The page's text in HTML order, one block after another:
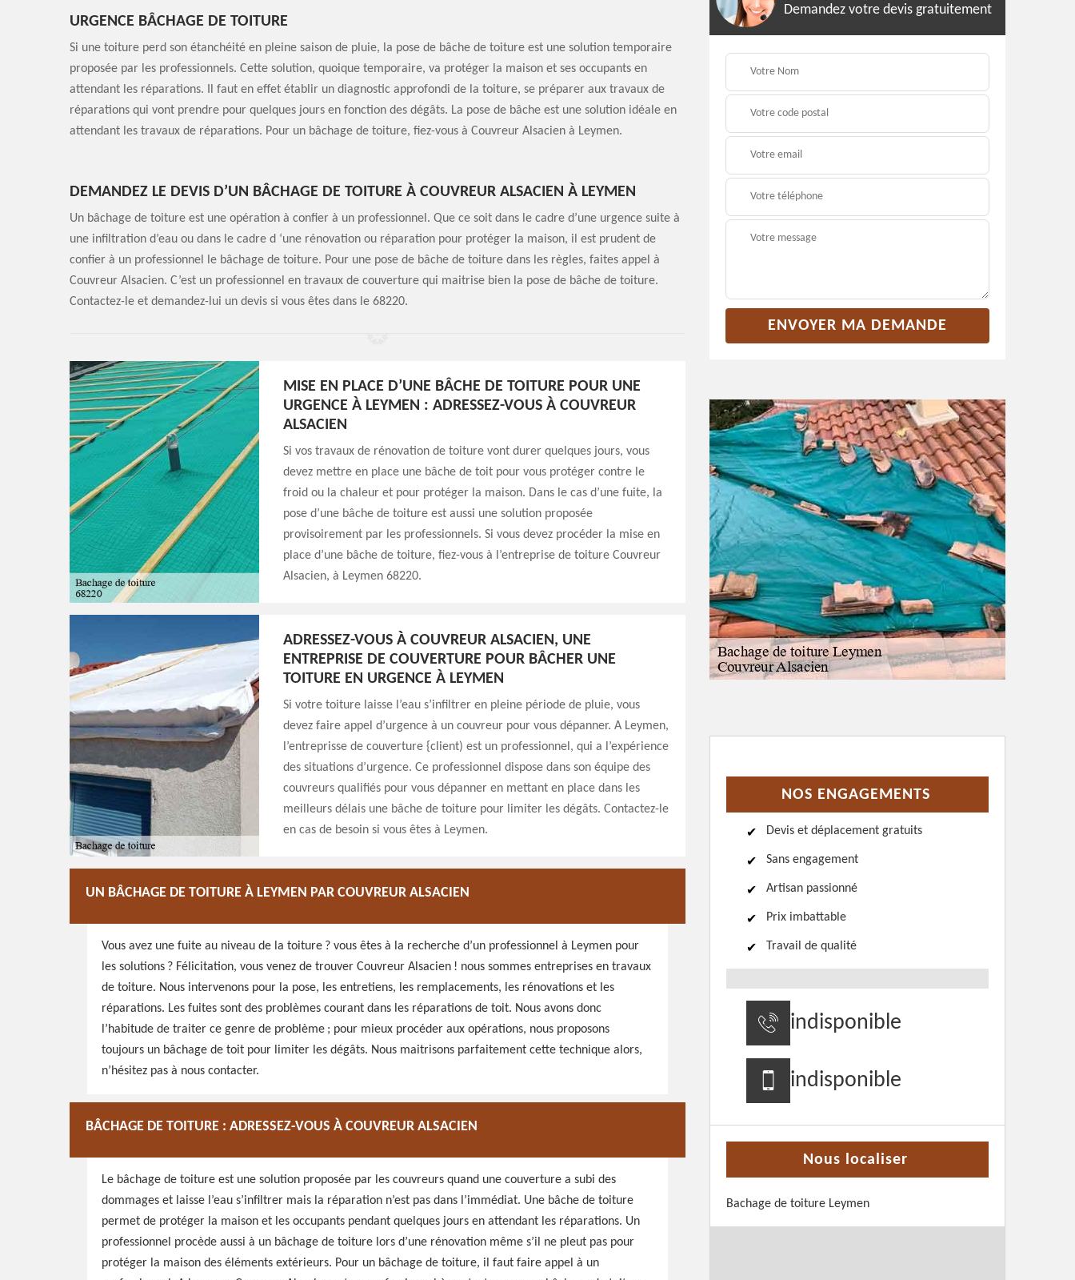
URGENCE BÂCHAGE DE TOITURE
Si une toiture perd son étanchéité en pleine saison de pluie, la pose de bâche de toiture est une solution temporaire
proposée par les professionnels. Cette solution, quoique temporaire, va protéger la maison et ses occupants en
attendant les réparations. Il faut en effet établir un diagnostic approfondi de la toiture, se préparer aux travaux de
réparations qui vont prendre pour quelques jours en fonction des dégâts. La pose de bâche est une solution idéale en
attendant les travaux de réparations. Pour un bâchage de toiture, fiez-vous à Couvreur Alsacien à Leymen.
DEMANDEZ LE DEVIS D’UN BÂCHAGE DE TOITURE À COUVREUR ALSACIEN À LEYMEN
Un bâchage de toiture est une opération à confier à un professionnel. Que ce soit dans le cadre d’une urgence suite à
une infiltration d’eau ou dans le cadre d ‘une rénovation ou réparation pour protéger la maison, il est prudent de
confier à un professionnel le bâchage de toiture. Pour une pose de bâche de toiture dans les règles, faites appel à
Couvreur Alsacien. C’est un professionnel en travaux de couverture qui maitrise bien la pose de bâche de toiture.
Contactez-le et demandez-lui un devis si vous êtes dans le 68220.
MISE EN PLACE D’UNE BÂCHE DE TOITURE POUR UNE
URGENCE À LEYMEN : ADRESSEZ-VOUS À COUVREUR
ALSACIEN
Si vos travaux de rénovation de toiture vont durer quelques jours, vous
devez mettre en place une bâche de toit pour vous protéger contre le
froid ou la chaleur et pour protéger la maison. Dans le cas d’une fuite, la
pose d’une bâche de toiture est aussi une solution proposée
provisoirement par les professionnels. Si vous devez procéder la mise en
place d’une bâche de toiture, fiez-vous à l’entreprise de toiture Couvreur
Alsacien, à Leymen 68220.
ADRESSEZ-VOUS À COUVREUR ALSACIEN, UNE
ENTREPRISE DE COUVERTURE POUR BÂCHER UNE
TOITURE EN URGENCE À LEYMEN
Si votre toiture laisse l’eau s’infiltrer en pleine période de pluie, vous
devez faire appel d’urgence à un couvreur pour vous dépanner. A Leymen,
l’entreprisse de couverture {client) est un professionnel, qui a l’expérience
des situations d’urgence. Ce professionnel dispose dans son équipe des
couvreurs qualifiés pour vous dépanner en mettant en place dans les
meilleurs délais une bâche de toiture pour limiter les dégâts. Contactez-le
en cas de besoin si vous êtes à Leymen.
UN BÂCHAGE DE TOITURE À LEYMEN PAR COUVREUR ALSACIEN
Vous avez une fuite au niveau de la toiture ? vous êtes à la recherche d’un professionnel à Leymen pour
les solutions ? Félicitation, vous venez de trouver Couvreur Alsacien ! nous sommes entreprises en travaux
de toiture. Nous intervenons pour la pose, les entretiens, les remplacements, les rénovations et les
réparations. Les fuites sont des problèmes courant dans les réparations de toit. Nous avons donc
l’habitude de traiter ce genre de problème ; pour mieux procéder aux opérations, nous proposons
toujours un bâchage de toit pour limiter les dégâts. Nous maitrisons parfaitement cette technique alors,
n’hésitez pas à nous contacter.
BÂCHAGE DE TOITURE : ADRESSEZ-VOUS À COUVREUR ALSACIEN
Le bâchage de toiture est une solution proposée par les couvreurs quand une couverture a subi des
dommages et laisse l’eau s’infiltrer mais la réparation n’est pas dans l’immédiat. Une bâche de toiture
permet de protéger la maison et les occupants pendant quelques jours en attendant les réparations. Un
professionnel procède aussi à un bâchage de toiture lors d’une rénovation même s’il ne pleut pas pour
protéger la maison des éléments extérieurs. Pour un bâchage de toiture, il faut faire appel à un
Demandez votre devis gratuitement
NOS ENGAGEMENTS
Devis et déplacement gratuits
Sans engagement
Artisan passionné
Prix imbattable
Travail de qualité
indisponible
indisponible
Nous localiser
Bachage de toiture Leymen